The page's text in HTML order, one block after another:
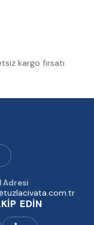
kargo fırsatı
Adresi
EDİN